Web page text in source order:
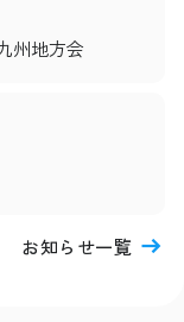
州地方会
お知らせ一覧